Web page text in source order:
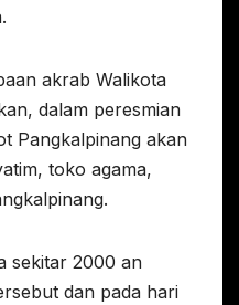
akrab Walikota
dalam peresmian
Pangkalpinang akan
toko agama,
sekitar 2000 an
dan pada hari